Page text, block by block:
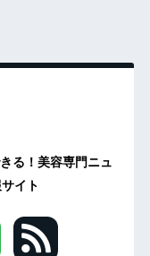
る！美容専門ニュ
イト